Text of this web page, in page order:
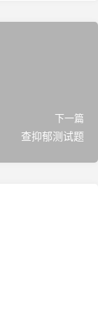
下一篇
查抑郁测试题